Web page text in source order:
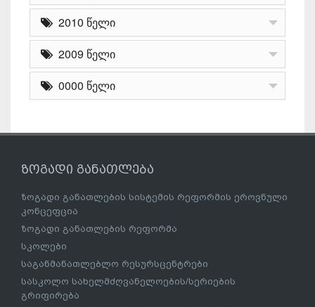
2010 წელი
2009 წელი
0000 წელი
ზოგადი განათლება
ზოგადი განათლების სისტემის რეფორმის ეროვნული
კონცეფცია
ზოგადი განათლების რეფორმა
სკოლები
საგანმანათლებლო რესურსცენტრები
სასკოლო სახელმძღვანელოების/სერიების
გრიფირება